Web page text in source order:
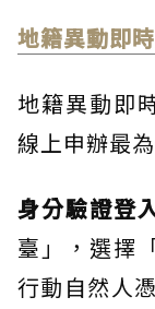
地籍異動即
地籍異動即
線上申辦最
身分驗證登
臺」，選擇
行動自然人